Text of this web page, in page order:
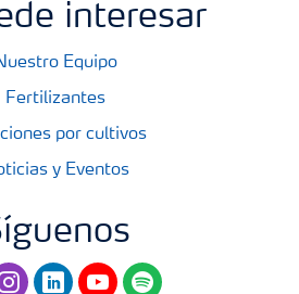
interesar
Equipo
Fertilizantes
por cultivos
y Eventos
linkedinyoutubespotify